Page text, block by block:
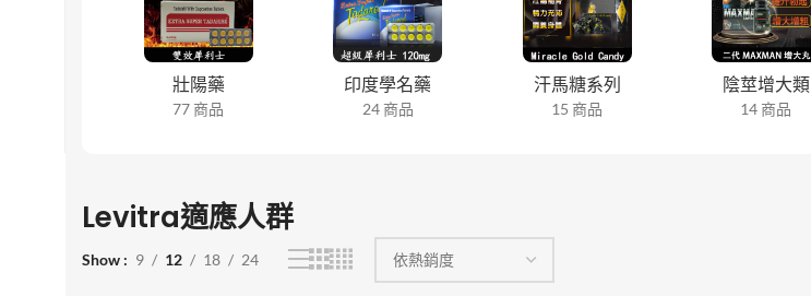
壯陽藥
77 商品
印度學名藥
24 商品
汗馬糖系列
15 商品
陰莖增大類
14 商品
Levitra適應人群
Show 9 12 18 24